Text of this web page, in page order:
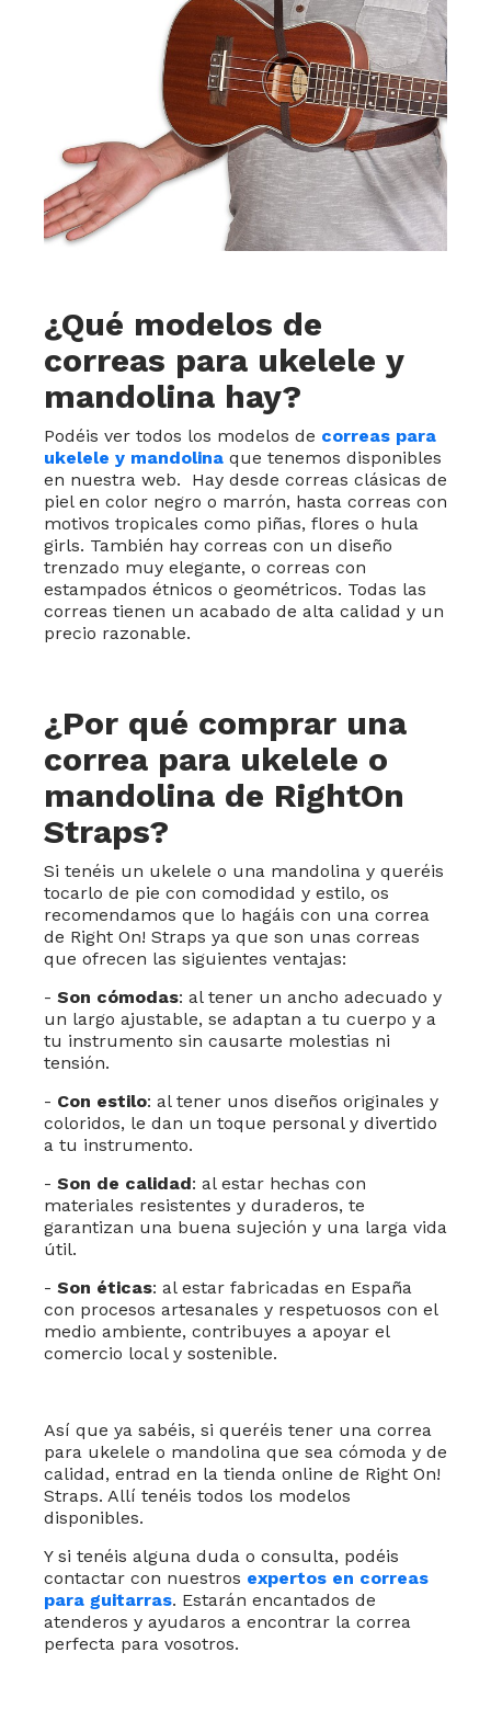
¿Qué modelos de
correas para ukelele y
mandolina hay?
Podéis ver todos los modelos de correas para
ukelele y mandolina que tenemos disponibles
en nuestra web. Hay desde correas clásicas de
piel en color negro o marrón, hasta correas con
motivos tropicales como piñas, flores o hula
girls. También hay correas con un diseño
trenzado muy elegante, o correas con
estampados étnicos o geométricos. Todas las
correas tienen un acabado de alta calidad y un
precio razonable.
¿Por qué comprar una
correa para ukelele o
mandolina de RightOn
Straps?
Si tenéis un ukelele o una mandolina y queréis
tocarlo de pie con comodidad y estilo, os
recomendamos que lo hagáis con una correa
de Right On! Straps ya que son unas correas
que ofrecen las siguientes ventajas:
- Son cómodas: al tener un ancho adecuado y
un largo ajustable, se adaptan a tu cuerpo y a
tu instrumento sin causarte molestias ni
tensión.
- Con estilo: al tener unos diseños originales y
coloridos, le dan un toque personal y divertido
a tu instrumento.
- Son de calidad: al estar hechas con
materiales resistentes y duraderos, te
garantizan una buena sujeción y una larga vida
útil.
- Son éticas: al estar fabricadas en España
con procesos artesanales y respetuosos con el
medio ambiente, contribuyes a apoyar el
comercio local y sostenible.
Así que ya sabéis, si queréis tener una correa
para ukelele o mandolina que sea cómoda y de
calidad, entrad en la tienda online de Right On!
Straps. Allí tenéis todos los modelos
disponibles.
Y si tenéis alguna duda o consulta, podéis
contactar con nuestros expertos en correas
para guitarras. Estarán encantados de
atenderos y ayudaros a encontrar la correa
perfecta para vosotros.